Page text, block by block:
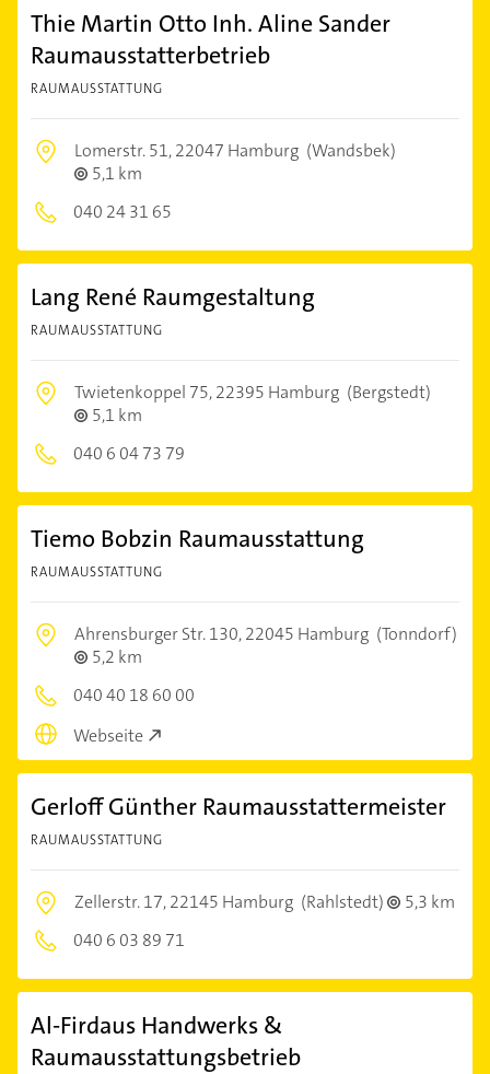
Thie Martin Otto Inh. Aline Sander
Raumausstatterbetrieb
RAUMAUSSTATTUNG
Lomerstr. 51,22047 Hamburg (Wandsbek)
5,1 km
040 24 31 65
Lang René Raumgestaltung
RAUMAUSSTATTUNG
Twietenkoppel 75,22395 Hamburg (Bergstedt)
5,1 km
040 6 04 73 79
Tiemo Bobzin Raumausstattung
RAUMAUSSTATTUNG
Ahrensburger Str. 130,22045 Hamburg (Tonndorf)
5,2 km
040 40 18 60 00
Webseite
Gerloff Günther Raumausstattermeister
RAUMAUSSTATTUNG
Zellerstr. 17,22145 Hamburg (Rahlstedt)
5,3 km
040 6 03 89 71
Al-Firdaus Handwerks &
Raumausstattungsbetrieb